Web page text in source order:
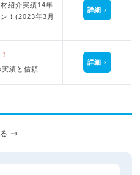
紹介実績14年
！(2023年3月
詳細
績と信頼
詳細
る →